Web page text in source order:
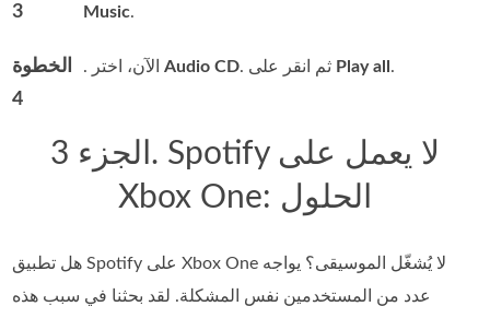
3
Music.
الخطوة
4
. الآن، اخترAudio CD Play all .
الجزء 3. Spotify لا يعمل على
Xbox One: الحلول
هل تطبيق Spotify على Xbox One لا يُشغّل الموسيقى؟ يواجه
عدد من المستخدمين نفس المشكلة. لقد بحثنا في سبب هذه